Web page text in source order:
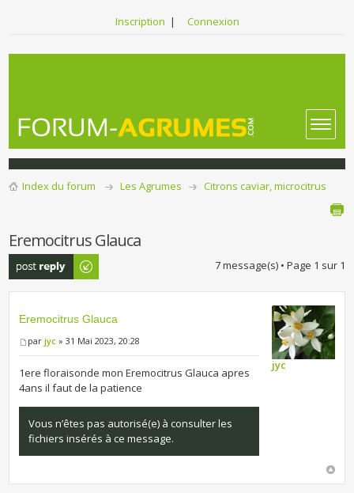
Inscription | Connexion
Index du forum Les Agrumes Citrons caviar, microcitrus
Eremocitrus Glauca
Publier une
réponse
7 message(s) • Page 1 sur 1
Eremocitrus Glauca
parjyc » 31 Mai 2023, 20:28
1ere floraisonde mon Eremocitrus Glauca apres
4ans il faut de la patience
Vous n’êtes pas autorisé(e) à consulter les
fichiers insérés à ce message.
jyc